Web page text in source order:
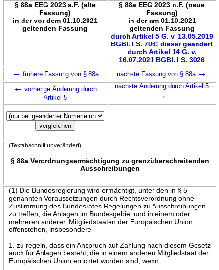
§ 88a EEG 2023 a.F. (alte
Fassung)
in der vor dem 01.10.2021
geltenden Fassung
§ 88a EEG 2023 n.F. (neue
Fassung)
in der am 01.10.2021
geltenden Fassung
durch Artikel 5 G. v. 13.05.2019
BGBl. I S. 706; dieser geändert
durch Artikel 14 G. v.
16.07.2021 BGBl. I S. 3026
← frühere Fassung von § 88a nächste Fassung von § 88a →
← vorherige Änderung durch
Artikel 5
nächste Änderung durch Artikel 5
→
(Textabschnitt unverändert)
§ 88a Verordnungsermächtigung zu grenzüberschreitenden
Ausschreibungen
(1) Die Bundesregierung wird ermächtigt, unter den in § 5
genannten Voraussetzungen durch Rechtsverordnung ohne
Zustimmung des Bundesrates Regelungen zu Ausschreibungen
zu treffen, die Anlagen im Bundesgebiet und in einem oder
mehreren anderen Mitgliedstaaten der Europäischen Union
offenstehen, insbesondere
1. zu regeln, dass ein Anspruch auf Zahlung nach diesem Gesetz
auch für Anlagen besteht, die in einem anderen Mitgliedstaat der
Europäischen Union errichtet worden sind, wenn